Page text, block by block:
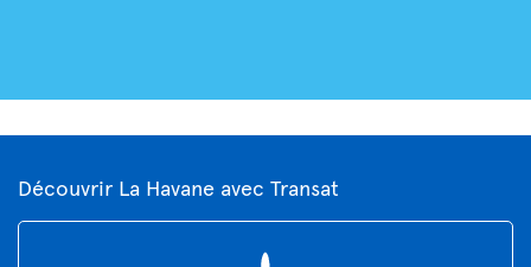
Découvrir La Havane avec Transat